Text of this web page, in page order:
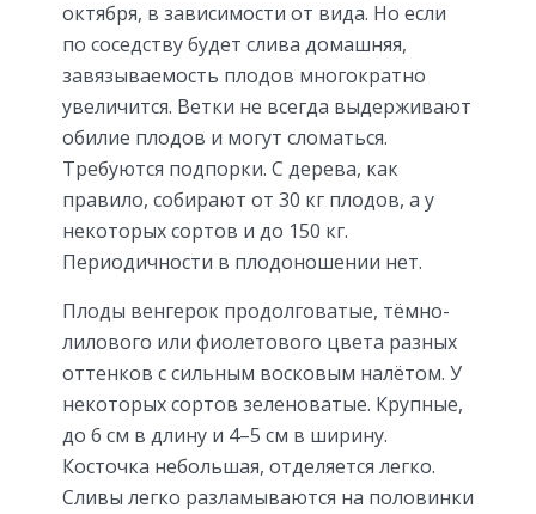
октября, в зависимости от вида. Но если
по соседству будет слива домашняя,
завязываемость плодов многократно
увеличится. Ветки не всегда выдерживают
обилие плодов и могут сломаться.
Требуются подпорки. С дерева, как
правило, собирают от 30 кг плодов, а у
некоторых сортов и до 150 кг.
Периодичности в плодоношении нет.
Плоды венгерок продолговатые, тёмно-
лилового или фиолетового цвета разных
оттенков с сильным восковым налётом. У
некоторых сортов зеленоватые. Крупные,
до 6 см в длину и 4–5 см в ширину.
Косточка небольшая, отделяется легко.
Сливы легко разламываются на половинки